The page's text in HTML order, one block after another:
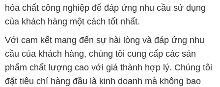
hóa chất công nghiệp để đáp ứng nhu cầu sử dụng
của khách hàng một cách tốt nhất.
Với cam kết mang đến sự hài lòng và đáp ứng nhu
cầu của khách hàng, chúng tôi cung cấp các sản
phẩm chất lượng cao với giá thành hợp lý. Chúng tôi
đặt tiêu chí hàng đầu là kinh doanh mà không bao